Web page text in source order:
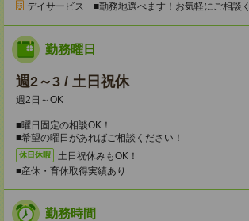
デイサービス ■勤務地選べます！お気軽にご相談
勤務曜日
週2～3 / 土日祝休
週2日～OK
■曜日固定の相談OK！
■希望の曜日があればご相談ください！
休日休暇
土日祝休みもOK！
■産休・育休取得実績あり
勤務時間